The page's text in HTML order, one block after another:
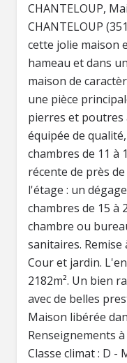
CHANTELOUP,
CHANTELOUP
cette jolie maison
hameau et dans
maison de
une pièce
pierres et poutres
équipée de
chambres de 11 à
récente de près
l'étage : un
chambres de 15 à
chambre ou
sanitaires.
Cour et jardin.
2182m². Un bien
avec de belles
Maison libérée
Renseignements
Classe climat : D -